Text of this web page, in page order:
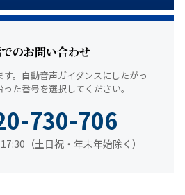
のお問い合わせ
730-706
（土日祝・年末年始除く）
。 自動音声ガイダンスにしたがっ
た番号を選択してください。